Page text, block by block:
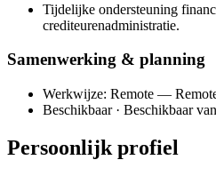
Tijdelijke ondersteuning
crediteurenadministratie.
Samenwerking & planning
Werkwijze: Remote —
Beschikbaar · Beschikbaar
Persoonlijk profiel